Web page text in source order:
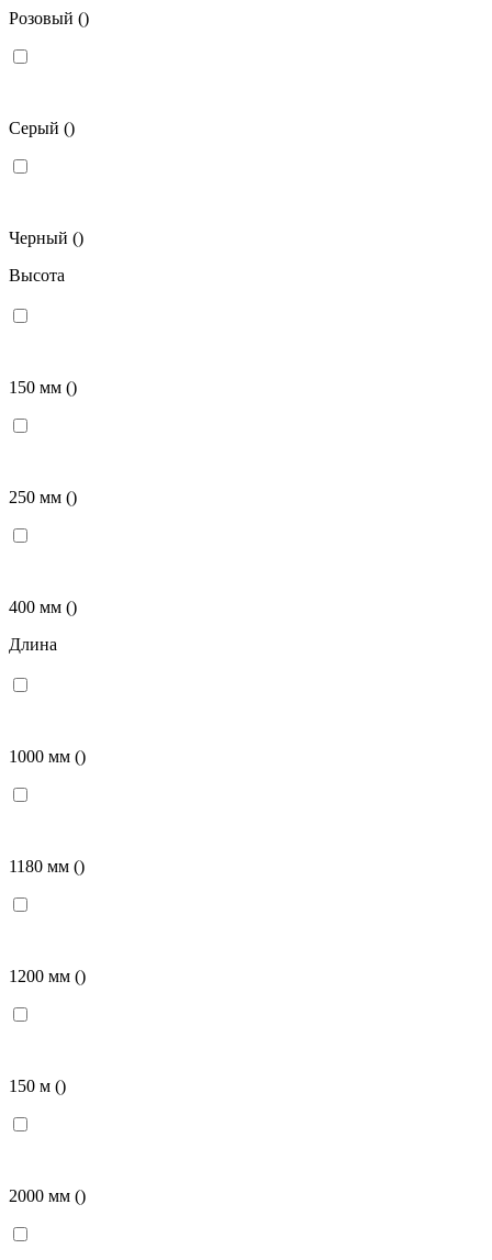
Розовый ()
Серый ()
Черный ()
Высота
150 мм ()
250 мм ()
400 мм ()
Длина
1000 мм ()
1180 мм ()
1200 мм ()
150 м ()
2000 мм ()